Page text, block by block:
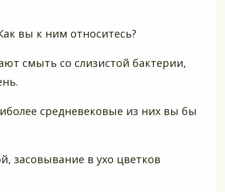
вы к ним относитесь?
смыть со слизистой бактерии,
средневековые из них вы бы
засовывание в ухо цветков